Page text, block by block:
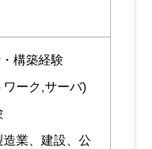
構築経験
ワーク,サーバ)
造業、建設、公